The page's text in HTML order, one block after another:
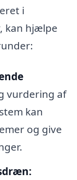
i
kan hjælpe
vurdering af
kan
og give